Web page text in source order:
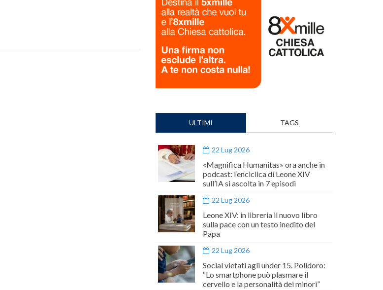
ULTIMI TAGS
22 Lug 2026
«Magnifica Humanitas» ora anche in
podcast: l’enciclica di Leone XIV
sull’IA si ascolta in 7 episodi
22 Lug 2026
Leone XIV: in libreria il nuovo libro
sulla pace con un testo inedito del
Papa
22 Lug 2026
Social vietati agli under 15. Polidoro:
“Lo smartphone può plasmare il
cervello e la personalità dei minori”